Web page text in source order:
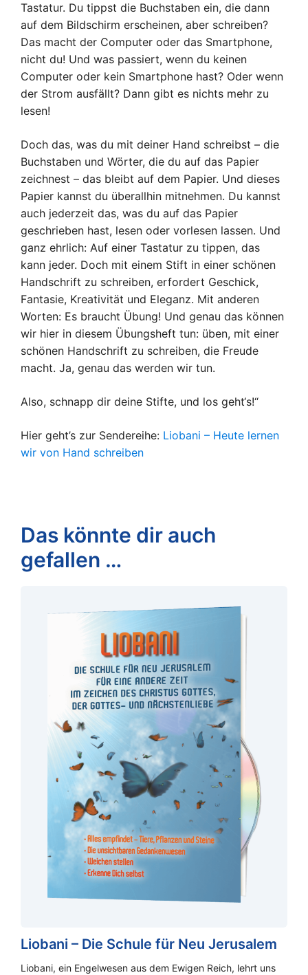
Tastatur. Du tippst die Buchstaben ein, die dann
auf dem Bildschirm erscheinen, aber schreiben?
Das macht der Computer oder das Smartphone,
nicht du! Und was passiert, wenn du keinen
Computer oder kein Smartphone hast? Oder wenn
der Strom ausfällt? Dann gibt es nichts mehr zu
lesen!
Doch das, was du mit deiner Hand schreibst – die
Buchstaben und Wörter, die du auf das Papier
zeichnest – das bleibt auf dem Papier. Und dieses
Papier kannst du überallhin mitnehmen. Du kannst
auch jederzeit das, was du auf das Papier
geschrieben hast, lesen oder vorlesen lassen. Und
ganz ehrlich: Auf einer Tastatur zu tippen, das
kann jeder. Doch mit einem Stift in einer schönen
Handschrift zu schreiben, erfordert Geschick,
Fantasie, Kreativität und Eleganz. Mit anderen
Worten: Es braucht Übung! Und genau das können
wir hier in diesem Übungsheft tun: üben, mit einer
schönen Handschrift zu schreiben, die Freude
macht. Ja, genau das werden wir tun.
Also, schnapp dir deine Stifte, und los geht‘s!“
Hier geht’s zur Sendereihe: Liobani – Heute lernen
wir von Hand schreiben
Das könnte dir auch
gefallen …
Liobani – Die Schule für Neu Jerusalem
Liobani, ein Engelwesen aus dem Ewigen Reich, lehrt uns